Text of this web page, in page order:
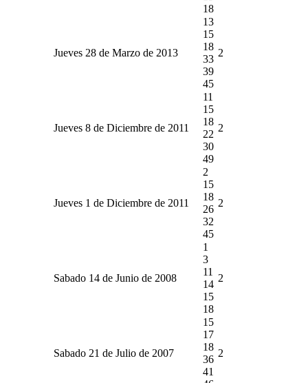
18
Jueves 28 de Marzo de 2013
13
15
18
33
39
45
2
Jueves 8 de Diciembre de 2011
11
15
18
22
30
49
2
Jueves 1 de Diciembre de 2011
2
15
18
26
32
45
2
Sabado 14 de Junio de 2008
1
3
11
14
15
18
2
Sabado 21 de Julio de 2007
15
17
18
36
41
2